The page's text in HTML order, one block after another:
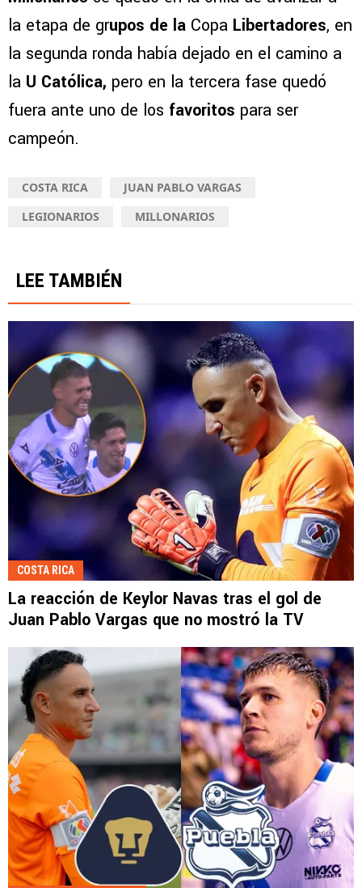
la etapa de grupos de la Copa Libertadores, en
la segunda ronda había dejado en el camino a
la U Católica, pero en la tercera fase quedó
fuera ante uno de los favoritos para ser
campeón.
COSTA RICA
JUAN PABLO VARGAS
LEGIONARIOS
MILLONARIOS
LEE TAMBIÉN
COSTA RICA
La reacción de Keylor Navas tras el gol de
Juan Pablo Vargas que no mostró la TV